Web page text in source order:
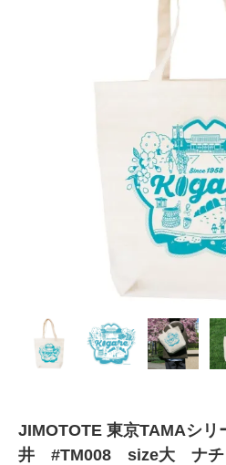
JIMOTOTE 東京TAMAシリ
井 #TM008 size大 ナチ